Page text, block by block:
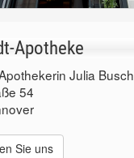
Apotheke
Julia Busch
54
Sie uns